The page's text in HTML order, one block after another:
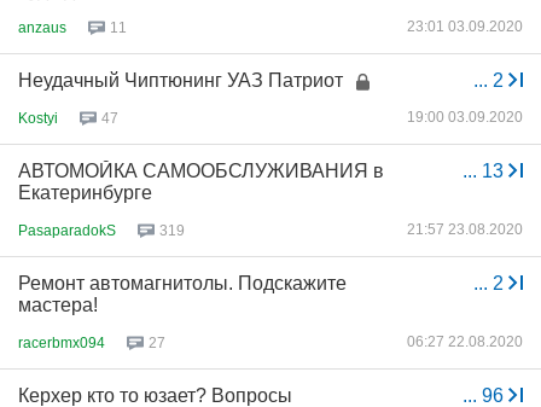
anzaus 11 23:01 03.09.2020
... 2
Неудачный Чиптюнинг УАЗ Патриот
Kostyi 47 19:00 03.09.2020
... 13
АВТОМОЙКА САМООБСЛУЖИВАНИЯ в
Екатеринбурге
PasaparadokS 319 21:57 23.08.2020
... 2
Ремонт автомагнитолы. Подскажите
мастера!
racerbmx094 27 06:27 22.08.2020
... 96
Керхер кто то юзает? Вопросы